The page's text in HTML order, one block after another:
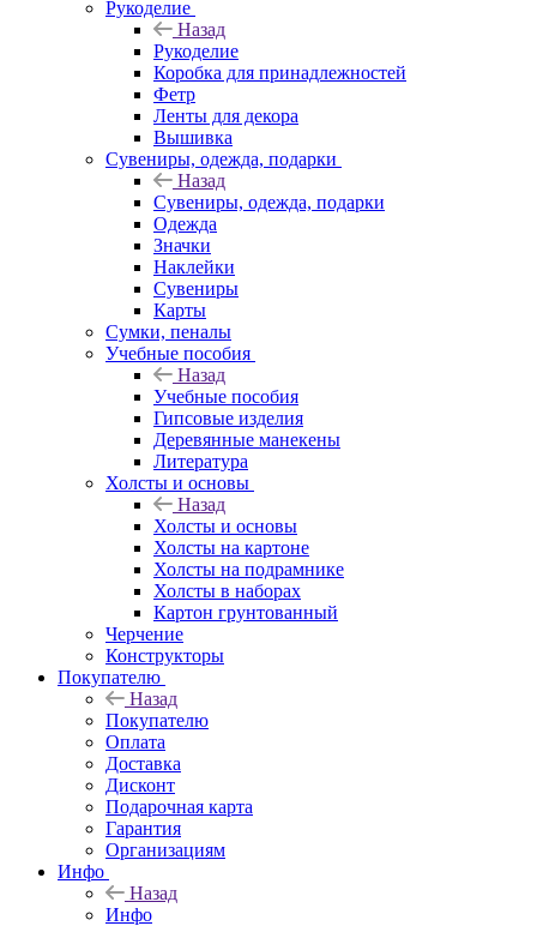
Рукоделие
Назад
Рукоделие
Коробка для принадлежностей
Фетр
Ленты для декора
Вышивка
Сувениры, одежда, подарки
Назад
Сувениры, одежда, подарки
Одежда
Значки
Наклейки
Сувениры
Карты
Сумки, пеналы
Учебные пособия
Назад
Учебные пособия
Гипсовые изделия
Деревянные манекены
Литература
Холсты и основы
Назад
Холсты и основы
Холсты на картоне
Холсты на подрамнике
Холсты в наборах
Картон грунтованный
Черчение
Конструкторы
Покупателю
Назад
Покупателю
Оплата
Доставка
Дисконт
Подарочная карта
Гарантия
Организациям
Инфо
Назад
Инфо